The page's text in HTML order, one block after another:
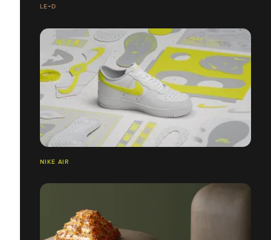
LE+D
NIKE AIR